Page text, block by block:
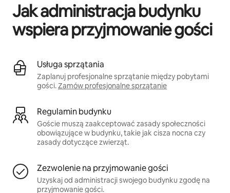
Jak administracja budynku
wspiera przyjmowanie gości
Usługa sprzątania
Zaplanuj profesjonalne sprzątanie między pobytami
gości.Zamów profesjonalne sprzątanie
Regulamin budynku
Goście muszą zaakceptować zasady społeczności
obowiązujące w budynku, takie jak cisza nocna czy
zasady dotyczące zwierząt.
Zezwolenie na przyjmowanie gości
Uzyskaj od administracji swojego budynku zgodę na
przyjmowanie gości.